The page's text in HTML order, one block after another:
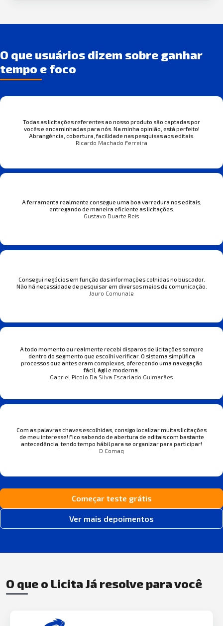
O que usuários dizem sobre ganhar
tempo e foco
Todas as licitações referentes ao nosso produto são captadas por
vocês e encaminhadas para nós. Na minha opinião, está perfeito!
Abrangência, cobertura, facilidade nas pesquisas aos editais.
Ricardo Machado Ferreira
A ferramenta realmente consegue uma boa varredura nos editais,
entregando de maneira eficiente as licitações.
Gustavo Duarte Reis
Consegui negócios em função das informações colhidas no buscador.
Não há necessidade de pesquisar em diversos meios de comunicação.
Jauro Comunale
A todo momento eu realmente recebi disparos de licitações sempre
dentro do segmento que escolhi verificar. O sistema simplifica
processos que antes eram complexos, oferecendo uma navegação
fácil, ágil e moderna.
Gabriel Picolo Da Silva Escarlado Guimarães
Com as palavras chaves escolhidas, consigo localizar muitas licitações
de meu interesse! Fico sabendo de abertura de editais com bastante
antecedência, tendo tempo hábil para se organizar para participar!
D Comaq
Começar teste grátis
Ver mais depoimentos
O que o Licita Já resolve para você